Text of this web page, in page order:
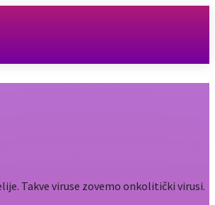
Takve viruse zovemo onkolitički virusi.